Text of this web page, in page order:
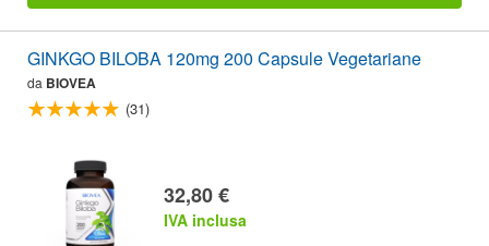
GINKGO BILOBA 120mg 200 Capsule Vegetariane
da BIOVEA
(31)
32,80 €
IVA inclusa